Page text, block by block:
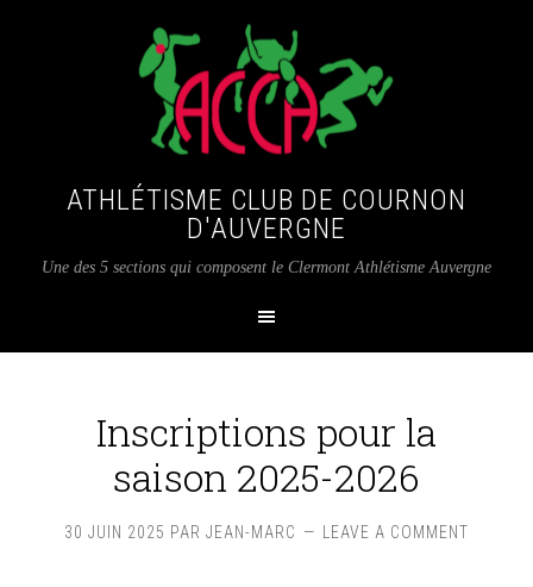
ATHLÉTISME CLUB DE COURNON
D'AUVERGNE
Une des 5 sections qui composent le Clermont Athlétisme Auvergne
Inscriptions pour la
saison 2025-2026
30 JUIN 2025 PAR JEAN-MARC LEAVE A COMMENT